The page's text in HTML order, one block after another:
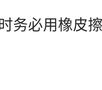
必用橡皮擦